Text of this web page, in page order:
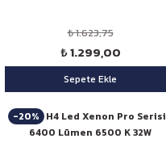
₺ 1.623,75
₺ 1.299,00
Sepete Ekle
-20%
Niken H4 Led Xenon Pro Serisi
6400 Lümen 6500 K 32W